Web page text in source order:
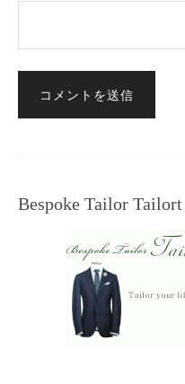
Bespoke Tailor Tailort